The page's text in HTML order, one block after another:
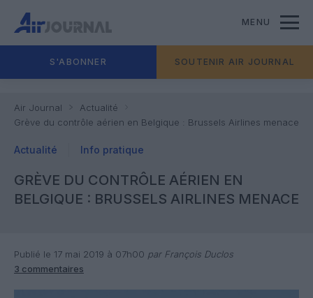
MENU
S'ABONNER SOUTENIR AIR JOURNAL
Air Journal
Actualité
Grève du contrôle aérien en Belgique : Brussels Airlines menace
Actualité Info pratique
GRÈVE DU CONTRÔLE AÉRIEN EN
BELGIQUE : BRUSSELS AIRLINES MENACE
Publié le 17 mai 2019 à 07h00 par François Duclos
3 commentaires